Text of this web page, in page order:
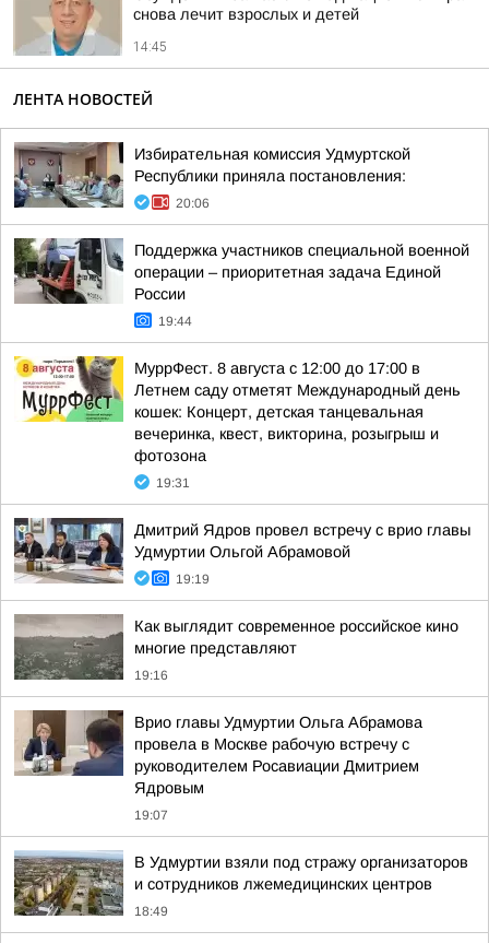
снова лечит взрослых и детей
14:45
ЛЕНТА НОВОСТЕЙ
Избирательная комиссия Удмуртской
Республики приняла постановления:
20:06
Поддержка участников специальной военной
операции – приоритетная задача Единой
России
19:44
МуррФест. 8 августа с 12:00 до 17:00 в
Летнем саду отметят Международный день
кошек: Концерт, детская танцевальная
вечеринка, квест, викторина, розыгрыш и
фотозона
19:31
Дмитрий Ядров провел встречу с врио главы
Удмуртии Ольгой Абрамовой
19:19
Как выглядит современное российское кино
многие представляют
19:16
Врио главы Удмуртии Ольга Абрамова
провела в Москве рабочую встречу с
руководителем Росавиации Дмитрием
Ядровым
19:07
В Удмуртии взяли под стражу организаторов
и сотрудников лжемедицинских центров
18:49